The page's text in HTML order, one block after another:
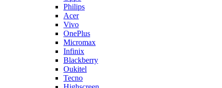
Philips
Acer
Vivo
OnePlus
Micromax
Infinix
Blackberry
Oukitel
Tecno